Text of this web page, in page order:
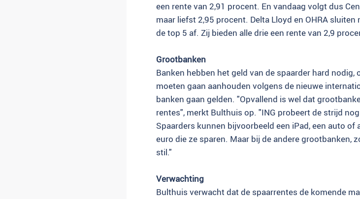
een rente van 2,91 procent. En vandaag volgt dus
maar liefst 2,95 procent. Delta Lloyd en OHRA
de top 5 af. Zij bieden alle drie een rente van 2,9
Grootbanken
Banken hebben het geld van de spaarder hard
moeten gaan aanhouden volgens de nieuwe
banken gaan gelden. "Opvallend is wel dat
rentes", merkt Bulthuis op. "ING probeert de strijd
Spaarders kunnen bijvoorbeeld een iPad, een auto
euro die ze sparen. Maar bij de andere grootbanken,
stil."
Verwachting
Bulthuis verwacht dat de spaarrentes de komende